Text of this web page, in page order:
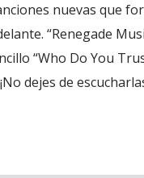
nuevas que
“Renegade
“Who Do You
dejes de